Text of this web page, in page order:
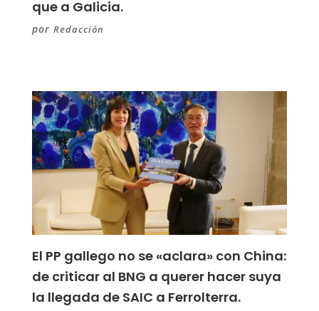
que a Galicia.
por Redacción
El PP gallego no se «aclara» con China:
de criticar al BNG a querer hacer suya
la llegada de SAIC a Ferrolterra.